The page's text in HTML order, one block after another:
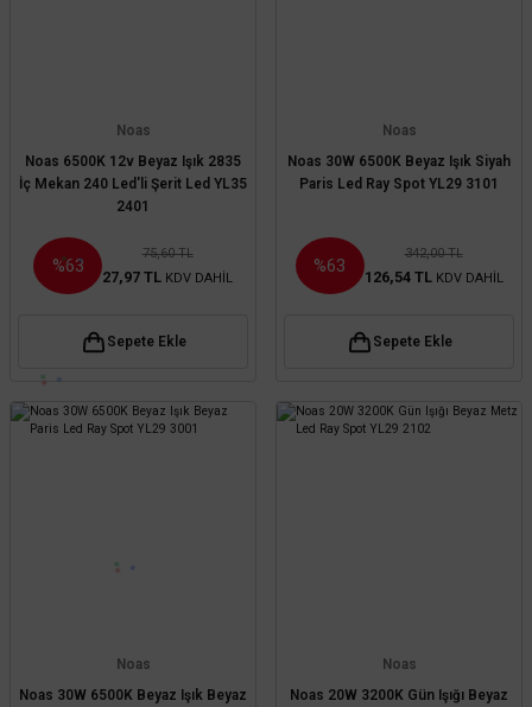
Noas
Noas 6500K 12v Beyaz Işık 2835
İç Mekan 240 Led'li Şerit Led YL35
2401
%63
75,60 TL
27,97 TL KDV DAHİL
Sepete Ekle
Noas
Noas 30W 6500K Beyaz Işık Siyah
Paris Led Ray Spot YL29 3101
%63
342,00 TL
126,54 TL KDV DAHİL
Sepete Ekle
Noas
Noas 30W 6500K Beyaz Işık Beyaz
Noas
Noas 20W 3200K Gün Işığı Beyaz